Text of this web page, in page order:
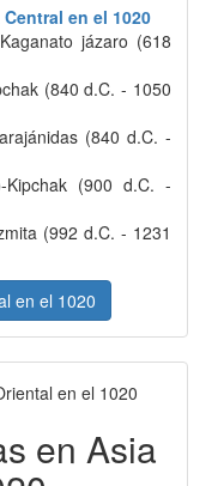
en el 1020
jázaro (618
(840 d.C. - 1050
(840 d.C. -
Kipchak (900 d.C. -
(992 d.C. - 1231
en el 1020
en Asia